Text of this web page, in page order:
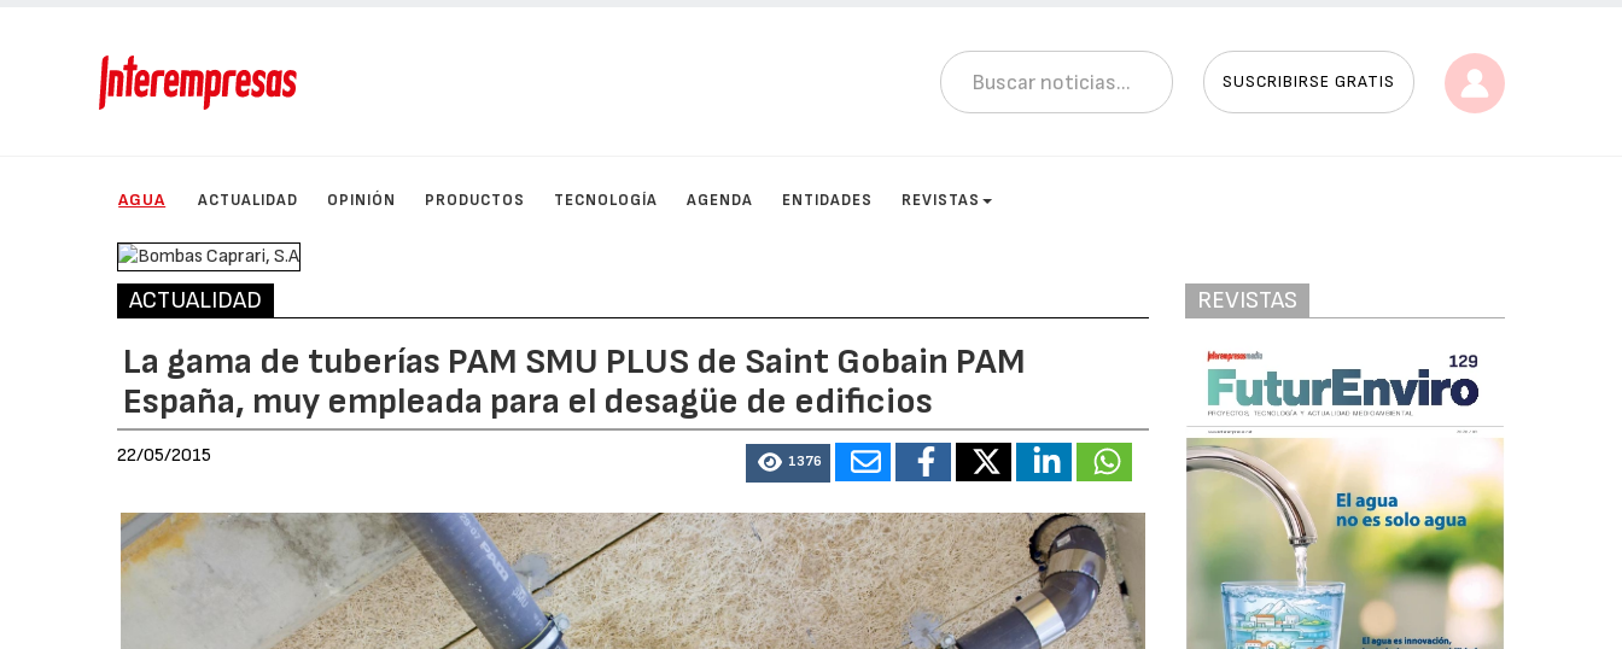
SUSCRIBIRSE GRATIS
AGUA ACTUALIDAD OPINIÓN PRODUCTOS TECNOLOGÍA AGENDA ENTIDADES REVISTAS
ACTUALIDAD
La gama de tuberías PAM SMU PLUS de Saint Gobain PAM
España, muy empleada para el desagüe de edificios
22/05/2015 1376
REVISTAS